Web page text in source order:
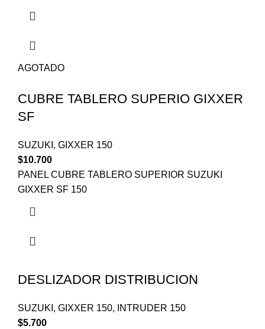
AGOTADO
CUBRE TABLERO SUPERIO GIXXER
SF
SUZUKI , GIXXER 150
$10.700
PANEL CUBRE TABLERO SUPERIOR SUZUKI
GIXXER SF 150
DESLIZADOR DISTRIBUCION
SUZUKI , GIXXER 150,
INTRUDER 150
$5.700